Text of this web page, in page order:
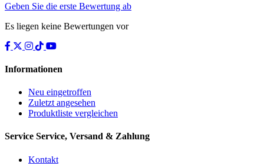
Geben Sie die erste Bewertung ab
Es liegen keine Bewertungen vor
Informationen
Neu eingetroffen
Zuletzt angesehen
Produktliste vergleichen
Service Service, Versand & Zahlung
Kontakt